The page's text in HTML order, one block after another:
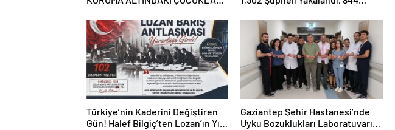
Türkiye’nin Kaderini Değiştiren
Gün! Halef Bilgiç’ten Lozan’ın Yıl
Gaziantep Şehir Hastanesi’nde
Uyku Bozuklukları Laboratuvarı